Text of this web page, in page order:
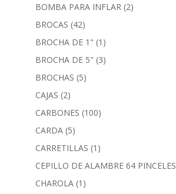
BOMBA PARA INFLAR (2)
BROCAS (42)
BROCHA DE 1" (1)
BROCHA DE 5" (3)
BROCHAS (5)
CAJAS (2)
CARBONES (100)
CARDA (5)
CARRETILLAS (1)
CEPILLO DE ALAMBRE 64 PINCELES
CHAROLA (1)